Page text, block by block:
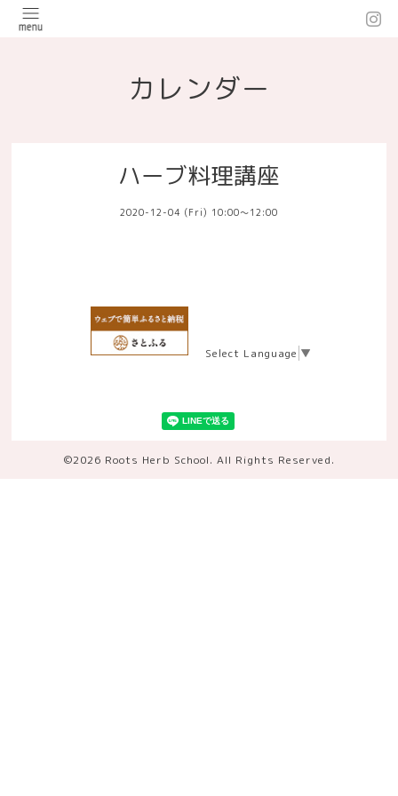
カレンダー
ハーブ料理講座
2020-12-04 (Fri) 10:00～12:00
Select Language ▼
©2026 Roots Herb School. All Rights Reserved.